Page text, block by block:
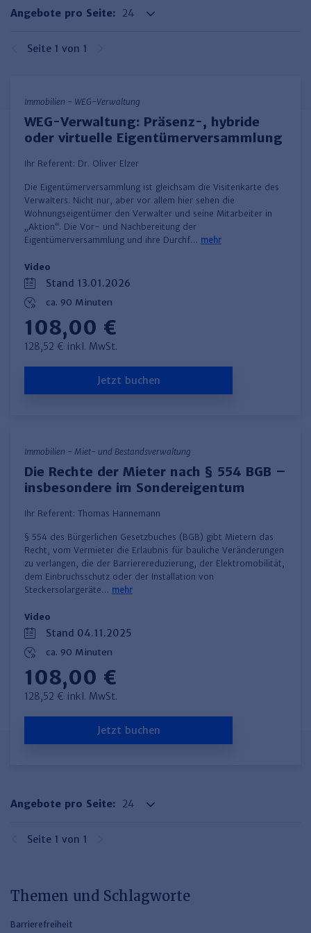
Haufe TVöD/TV-L Office
Angebote pro Seite:
Seite 1 von 1
Immobilien - WEG-Verwaltung
WEG-Verwaltung: Präsenz-, hybride
oder virtuelle Eigentümerversammlung
Ihr Referent: Dr. Oliver Elzer
Die Eigentümerversammlung ist gleichsam die Visitenkarte des
Verwalters. Nicht nur, aber vor allem hier sehen die
Wohnungseigentümer den Verwalter und seine Mitarbeiter in
„Aktion“. Die Vor- und Nachbereitung der
Eigentümerversammlung und ihre Durchf… mehr
Video
Stand 13.01.2026
ca. 90 Minuten
108,00 €
128,52 € inkl. MwSt.
Jetzt buchen
Immobilien - Miet- und Bestandsverwaltung
Die Rechte der Mieter nach § 554 BGB –
insbesondere im Sondereigentum
Ihr Referent: Thomas Hannemann
§ 554 des Bürgerlichen Gesetzbuches (BGB) gibt Mietern das
Recht, vom Vermieter die Erlaubnis für bauliche Veränderungen
zu verlangen, die der Barrierereduzierung, der Elektromobilität,
dem Einbruchsschutz oder der Installation von
Steckersolargeräte… mehr
Video
Stand 04.11.2025
ca. 90 Minuten
108,00 €
128,52 € inkl. MwSt.
Jetzt buchen
Angebote pro Seite:
Seite 1 von 1
Themen und Schlagworte
Barrierefreiheit